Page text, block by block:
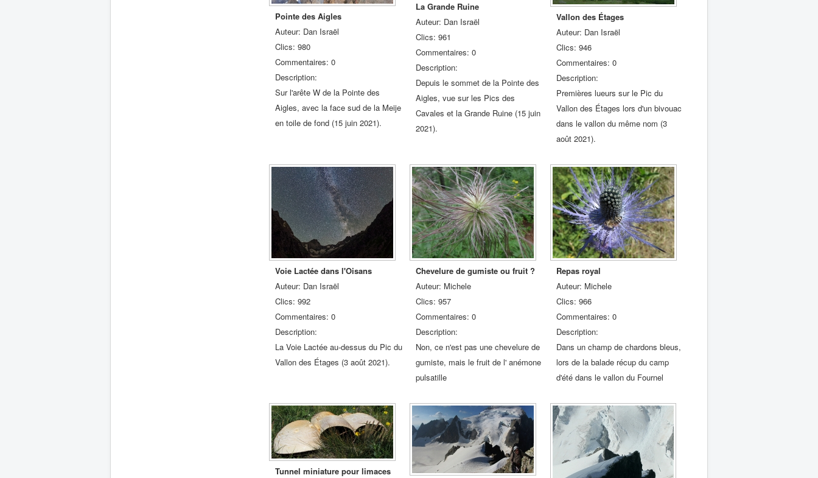
Pointe des Aigles
Auteur: Dan Israël
Clics: 980
Commentaires: 0
Description:
Sur l'arête W de la Pointe des
Aigles, avec la face sud de la Meije
en toile de fond (15 juin 2021).
La Grande Ruine
Auteur: Dan Israël
Clics: 961
Commentaires: 0
Description:
Depuis le sommet de la Pointe des
Aigles, vue sur les Pics des
Cavales et la Grande Ruine (15 juin
2021).
Vallon des Étages
Auteur: Dan Israël
Clics: 946
Commentaires: 0
Description:
Premières lueurs sur le Pic du
Vallon des Étages lors d'un bivouac
dans le vallon du même nom (3
août 2021).
Voie Lactée dans l'Oisans
Auteur: Dan Israël
Clics: 992
Commentaires: 0
Description:
La Voie Lactée au-dessus du Pic du
Vallon des Étages (3 août 2021).
Chevelure de gumiste ou fruit ?
Auteur: Michele
Clics: 957
Commentaires: 0
Description:
Non, ce n'est pas une chevelure de
gumiste, mais le fruit de l' anémone
pulsatille
Repas royal
Auteur: Michele
Clics: 966
Commentaires: 0
Description:
Dans un champ de chardons bleus,
lors de la balade récup du camp
d'été dans le vallon du Fournel
Tunnel miniature pour limaces